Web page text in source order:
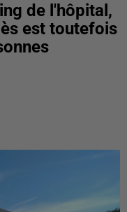
de l'hôpital,
est toutefois